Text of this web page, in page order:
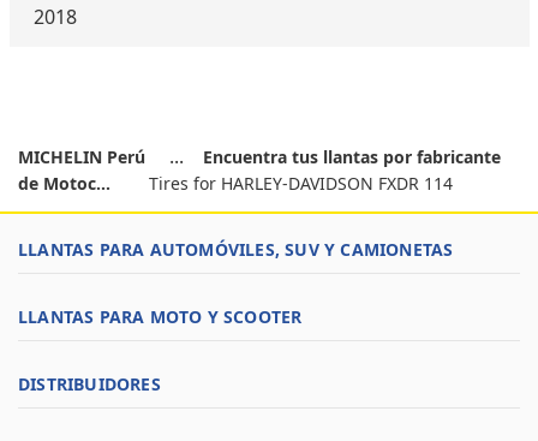
2018
MICHELIN Perú
Encuentra tus llantas por fabricante
de Motoc...
Tires for HARLEY-DAVIDSON FXDR 114
LLANTAS PARA AUTOMÓVILES, SUV Y CAMIONETAS
LLANTAS PARA MOTO Y SCOOTER
DISTRIBUIDORES